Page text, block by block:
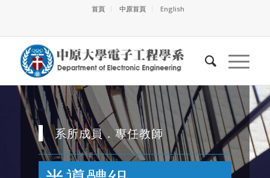
首頁 中原首頁 English
系所成員．專任教師